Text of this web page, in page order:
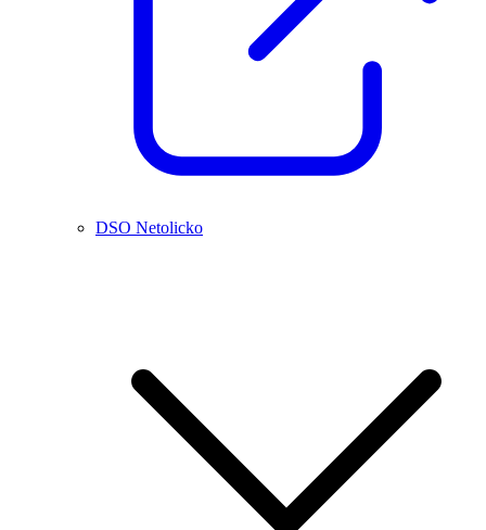
DSO Netolicko